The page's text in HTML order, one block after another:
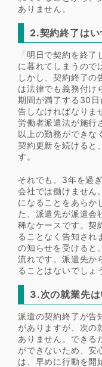
ありません。
2.契約終了はい
「明日で契約を終
に暮れてしまうので
しかし、契約終了
は法律でも義務付け
期間が満了する30
告しなければなり
労働者派遣法が施行
以上の勤務ができな
契約更新を続けると
す。
それでも、3年を過
会社では働けません
になることをあらか
た、派遣先が派遣会
稀なケースです。契
ることなく告知され
の知らせを受けると
流れです。派遣先か
ることはないでしょ
3.次の就業先
派遣の契約終了が告
がありますが、次の
ありません。できる
ができないため、安
は、早めに行動を開